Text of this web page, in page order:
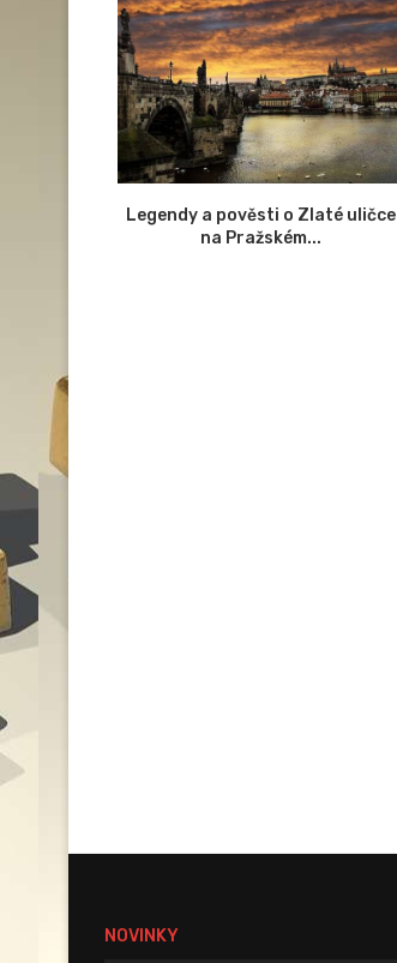
Legendy a pověsti o Zlaté uličce
na Pražském...
NOVINKY